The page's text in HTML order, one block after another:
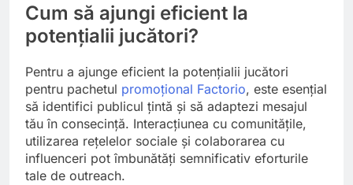
Cum să ajungi eficient la
potențialii jucători?
Pentru a ajunge eficient la potențialii jucători
pentru pachetul promoțional Factorio, este esențial
să identifici publicul țintă și să adaptezi mesajul
tău în consecință. Interacțiunea cu comunitățile,
utilizarea rețelelor sociale și colaborarea cu
influenceri pot îmbunătăți semnificativ eforturile
tale de outreach.